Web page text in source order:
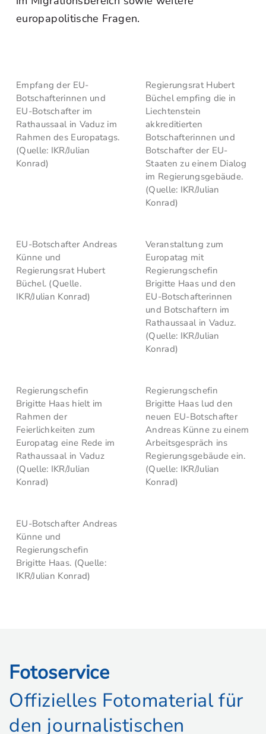
europapolitische Fragen.
Empfang der EU-
Botschafterinnen und
EU-Botschafter im
Rathaussaal in Vaduz im
Rahmen des Europatags.
(Quelle: IKR/Julian
Konrad)
Regierungsrat Hubert
Büchel empfing die in
Liechtenstein
akkreditierten
Botschafterinnen und
Botschafter der EU-
Staaten zu einem Dialog
im Regierungsgebäude.
(Quelle: IKR/Julian
Konrad)
EU-Botschafter Andreas
Künne und
Regierungsrat Hubert
Büchel. (Quelle.
IKR/Julian Konrad)
Veranstaltung zum
Europatag mit
Regierungschefin
Brigitte Haas und den
EU-Botschafterinnen
und Botschaftern im
Rathaussaal in Vaduz.
(Quelle: IKR/Julian
Konrad)
Regierungschefin
Brigitte Haas hielt im
Rahmen der
Feierlichkeiten zum
Europatag eine Rede im
Rathaussaal in Vaduz
(Quelle: IKR/Julian
Konrad)
Regierungschefin
Brigitte Haas lud den
neuen EU-Botschafter
Andreas Künne zu einem
Arbeitsgespräch ins
Regierungsgebäude ein.
(Quelle: IKR/Julian
Konrad)
EU-Botschafter Andreas
Künne und
Regierungschefin
Brigitte Haas. (Quelle:
IKR/Julian Konrad)
Fotoservice
Offizielles Fotomaterial für
den journalistischen